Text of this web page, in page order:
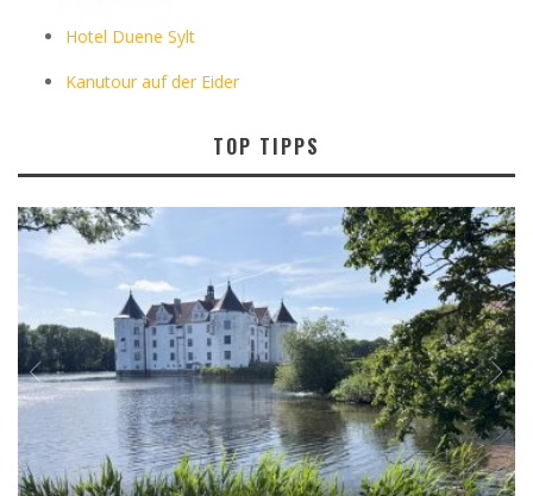
Hotel Duene Sylt
Kanutour auf der Eider
TOP TIPPS